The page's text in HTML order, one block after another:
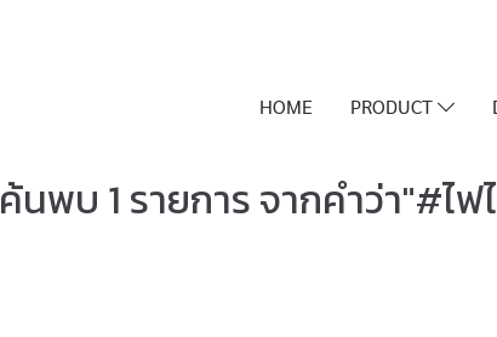
HOME PRODUCT
ค้นพบ 1 รายการ จากคำว่า"#ไ